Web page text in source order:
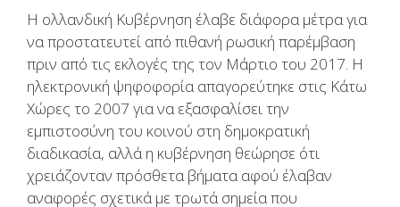
Η ολλανδική Κυβέρνηση έλαβε διάφορα μέτρα για
να προστατευτεί από πιθανή ρωσική παρέμβαση
πριν από τις εκλογές της τον Μάρτιο του 2017. Η
ηλεκτρονική ψηφοφορία απαγορεύτηκε στις Κάτω
Χώρες το 2007 για να εξασφαλίσει την
εμπιστοσύνη του κοινού στη δημοκρατική
διαδικασία, αλλά η κυβέρνηση θεώρησε ότι
χρειάζονταν πρόσθετα βήματα αφού έλαβαν
αναφορές σχετικά με τρωτά σημεία που